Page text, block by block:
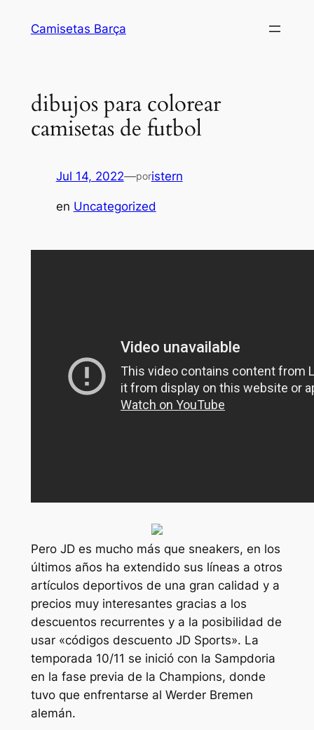
Camisetas Barça
dibujos para colorear
camisetas de futbol
Jul 14, 2022—poristern
en Uncategorized
Pero JD es mucho más que sneakers, en los
últimos años ha extendido sus líneas a otros
artículos deportivos de una gran calidad y a
precios muy interesantes gracias a los
descuentos recurrentes y a la posibilidad de
usar «códigos descuento JD Sports». La
temporada 10/11 se inició con la Sampdoria
en la fase previa de la Champions, donde
tuvo que enfrentarse al Werder Bremen
alemán.